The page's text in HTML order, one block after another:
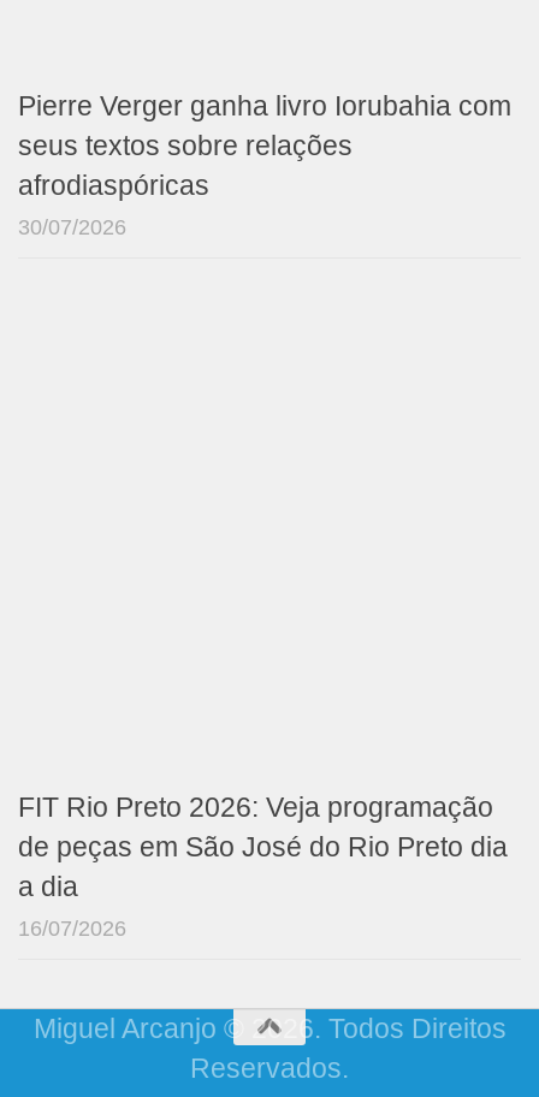
Pierre Verger ganha livro Iorubahia com
seus textos sobre relações
afrodiaspóricas
30/07/2026
FIT Rio Preto 2026: Veja programação
de peças em São José do Rio Preto dia
a dia
16/07/2026
Miguel Arcanjo © 2026. Todos Direitos
Reservados.